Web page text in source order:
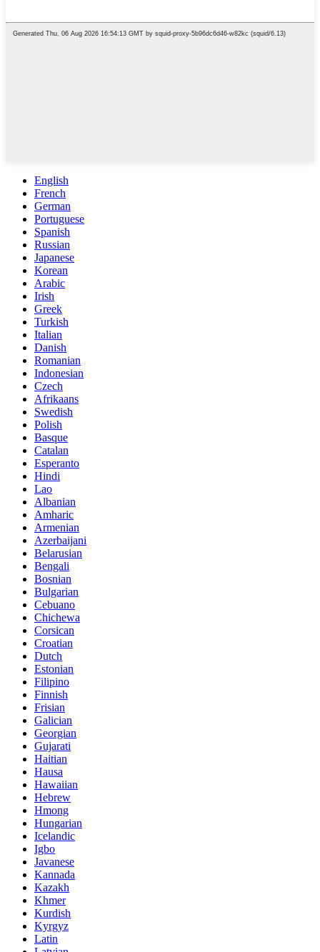
English
French
German
Portuguese
Spanish
Russian
Japanese
Korean
Arabic
Irish
Greek
Turkish
Italian
Danish
Romanian
Indonesian
Czech
Afrikaans
Swedish
Polish
Basque
Catalan
Esperanto
Hindi
Lao
Albanian
Amharic
Armenian
Azerbaijani
Belarusian
Bengali
Bosnian
Bulgarian
Cebuano
Chichewa
Corsican
Croatian
Dutch
Estonian
Filipino
Finnish
Frisian
Galician
Georgian
Gujarati
Haitian
Hausa
Hawaiian
Hebrew
Hmong
Hungarian
Icelandic
Igbo
Javanese
Kannada
Kazakh
Khmer
Kurdish
Kyrgyz
Latin